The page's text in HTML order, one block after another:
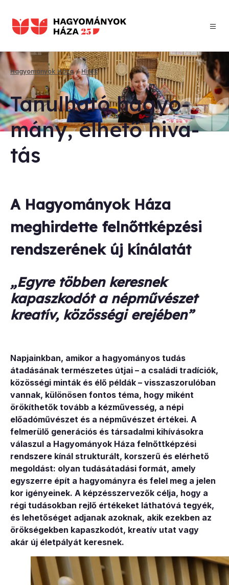
tartalomra
Morzsa
Hagyományok Háza Hírek
Ta­nul­ha­tó ha­gyo­
mány, él­he­tő hi­va­
tás
A Hagyományok Háza
meghirdette felnőttképzési
rendszerének új kínálatát
„Egyre többen keresnek
kapaszkodót a népművészet
kreatív, közösségi erejében”
Napjainkban, amikor a hagyományos tudás
átadásának természetes útjai – a családi tradíciók,
közösségi minták és élő példák – visszaszorulóban
vannak, különösen fontos téma, hogy miként
örökíthetők tovább a kézművesség, a népi
előadóművészet és a népművészet értékei. A
felmerülő generációs és társadalmi kihívásokra
válaszul a Hagyományok Háza felnőttképzési
rendszere kínál strukturált, korszerű és elérhető
megoldást: olyan tudásátadási formát, amely
egyszerre épít a hagyományra és felel meg a jelen
kor igényeinek. A képzésszervezők célja, hogy a
régi tudásokban rejlő értékeket láthatóvá tegyék,
és lehetőséget adjanak azoknak, akik ezekben az
örökségekben kapaszkodót, kreatív utat vagy
akár új életpályát keresnek.